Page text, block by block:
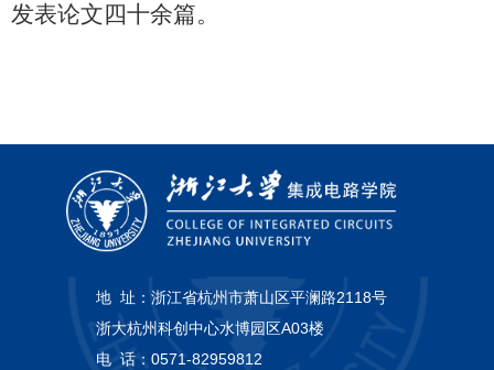
发表论文四十余篇。
地 址： 浙江省杭州市萧山区平澜路2118号
浙大杭州科创中心水博园区A03楼
电 话： 0571-82959812